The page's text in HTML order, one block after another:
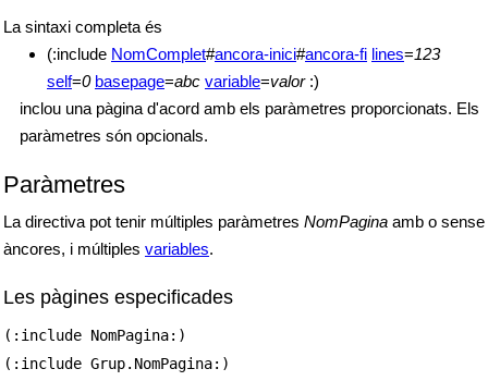
La sintaxi completa és
(:include NomComplet#ancora-inici#ancora-fi lines=123
self=0 basepage=abc variable=valor:)
inclou una pàgina d'acord amb els paràmetres proporcionats. Els
paràmetres són opcionals.
Paràmetres
La directiva pot tenir múltiples paràmetres NomPagina amb o sense
àncores, i múltiples variables.
Les pàgines especificades
(:include NomPagina:)
(:include Grup.NomPagina:)